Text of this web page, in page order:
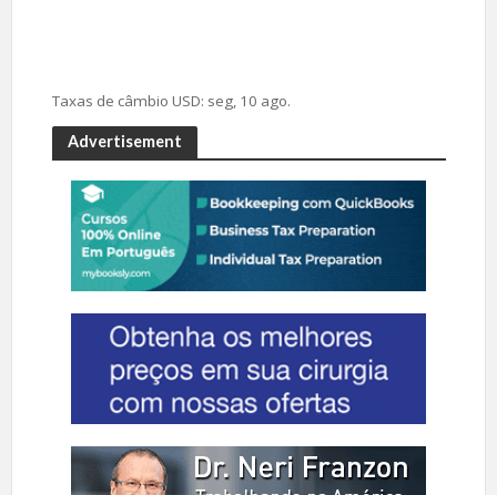
Taxas de câmbio USD: seg, 10 ago.
Advertisement